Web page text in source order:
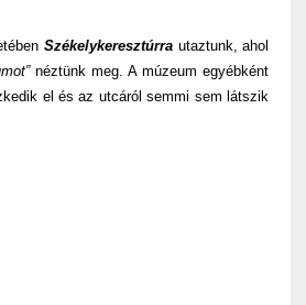
Székelykeresztúrrautaztunk, ahol
néztünk meg. A múzeum egyébként
el és az utcáról semmi sem látszik